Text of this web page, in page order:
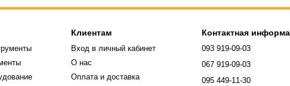
Клиентам
Вход в личный кабинет
О нас
Оплата и доставка
Контактная
093 919-09-03
067 919-09-03
095 449-11-30